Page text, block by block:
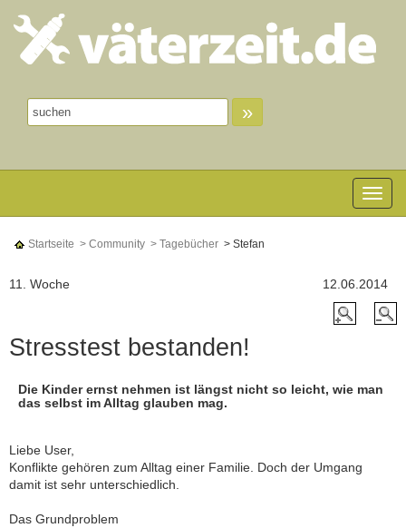
»
Toggle
Startseite > Community > Tagebücher > Stefan
12.06.2014
11. Woche
Stresstest bestanden!
Die Kinder ernst nehmen ist längst nicht so leicht, wie man
das selbst im Alltag glauben mag.
Liebe User,
Konflikte gehören zum Alltag einer Familie. Doch der Umgang
damit ist sehr unterschiedlich.
Das Grundproblem